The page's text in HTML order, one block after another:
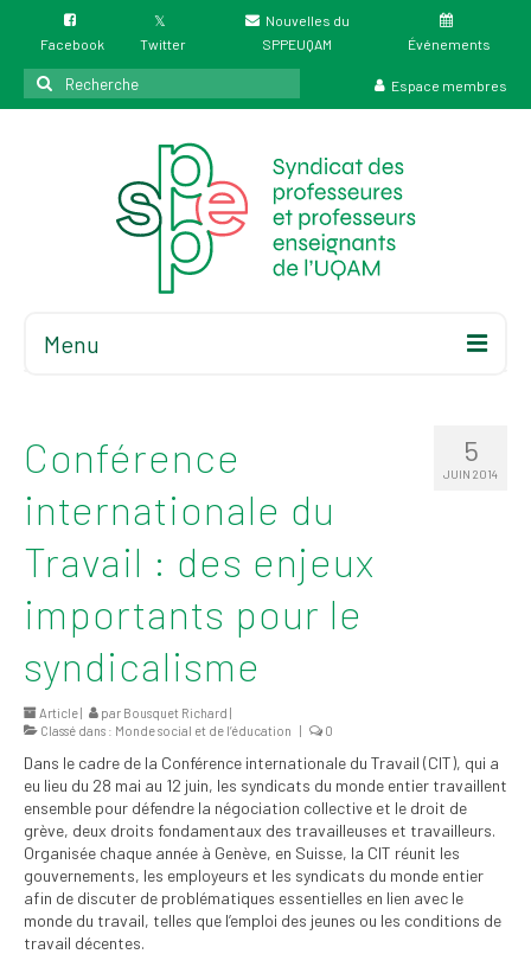
Facebook Twitter
Nouvelles du
SPPEUQAM
Événements
Rechercher
:
Espace membres
Menu
Résultat des
élections du 4 juin
2026
Mandats des comités
syndicaux et
Politiques
Outils de visibilité
Signature – Courriel –
Place à notre
valorisation
5
JUIN 2014
Conférence
internationale du
Travail : des enjeux
importants pour le
syndicalisme
Article | par Bousquet Richard |
Classé dans : Monde social et de l’éducation | 0
Dans le cadre de la Conférence internationale du Travail (CIT), qui a
eu lieu du 28 mai au 12 juin, les syndicats du monde entier travaillent
ensemble pour défendre la négociation collective et le droit de
grève, deux droits fondamentaux des travailleuses et travailleurs.
Organisée chaque année à Genève, en Suisse, la CIT réunit les
gouvernements, les employeurs et les syndicats du monde entier
afin de discuter de problématiques essentielles en lien avec le
monde du travail, telles que l’emploi des jeunes ou les conditions de
travail décentes.